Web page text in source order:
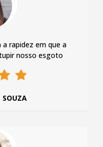
a rapidez em que a
nosso esgoto
SOUZA